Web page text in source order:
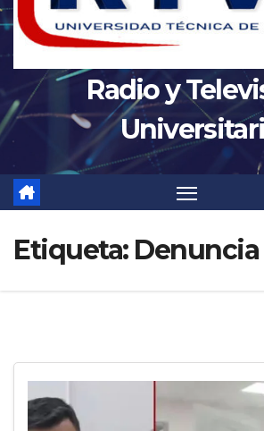
Radio y
Etiqueta: